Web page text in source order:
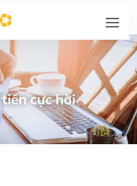
cực hời